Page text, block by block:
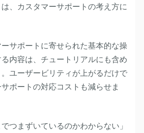
、カスタマーサポートの考え方に
サポートに寄せられた基本的な操
内容は、チュートリアルにも含め
ユーザービリティが上がるだけで
ポートの対応コストも減らせま
つまずいているのかわからない」